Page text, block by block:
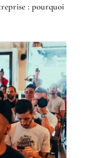
: pourquoi